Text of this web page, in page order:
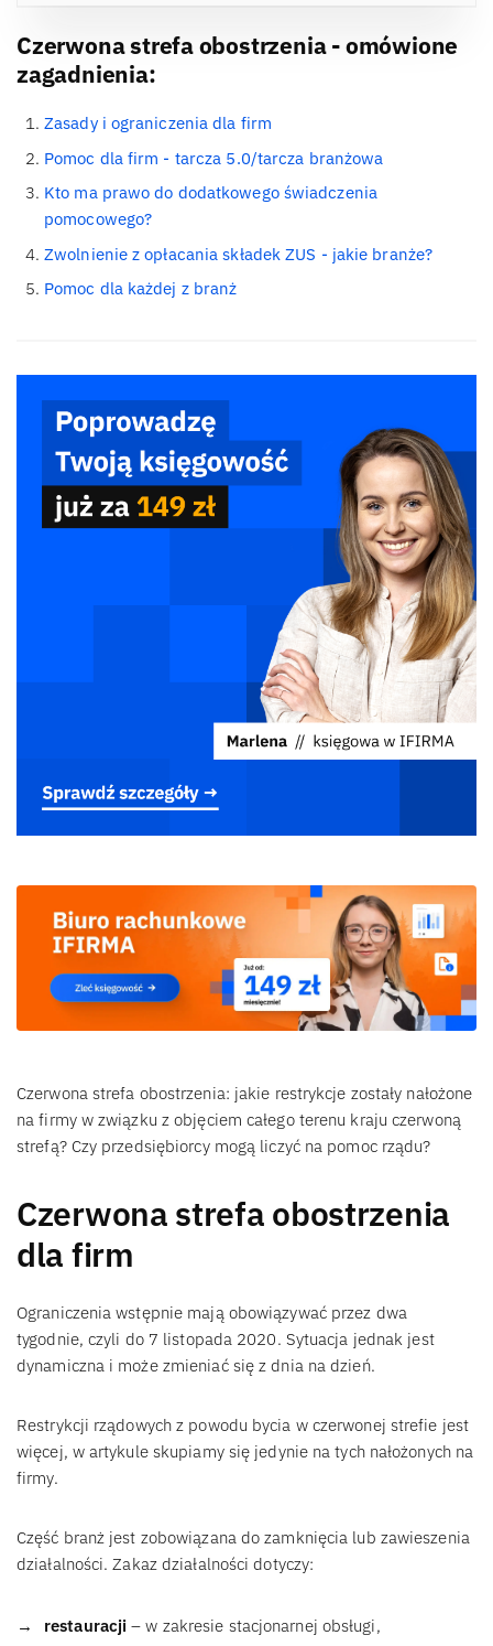
Czerwona strefa obostrzenia - omówione
zagadnienia:
Zasady i ograniczenia dla firm
Pomoc dla firm - tarcza 5.0/tarcza branżowa
Kto ma prawo do dodatkowego świadczenia
pomocowego?
Zwolnienie z opłacania składek ZUS - jakie branże?
Pomoc dla każdej z branż
Czerwona strefa obostrzenia: jakie restrykcje zostały nałożone
na firmy w związku z objęciem całego terenu kraju czerwoną
strefą? Czy przedsiębiorcy mogą liczyć na pomoc rządu?
Czerwona strefa obostrzenia
dla firm
Ograniczenia wstępnie mają obowiązywać przez dwa
tygodnie, czyli do 7 listopada 2020. Sytuacja jednak jest
dynamiczna i może zmieniać się z dnia na dzień.
Restrykcji rządowych z powodu bycia w czerwonej strefie jest
więcej, w artykule skupiamy się jedynie na tych nałożonych na
firmy.
Część branż jest zobowiązana do zamknięcia lub zawieszenia
działalności. Zakaz działalności dotyczy:
restauracji – w zakresie stacjonarnej obsługi,